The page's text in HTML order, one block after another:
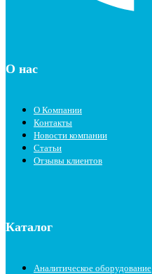
О нас
О Компании
Контакты
Новости компании
Статьи
Отзывы клиентов
Каталог
Аналитическое оборудование